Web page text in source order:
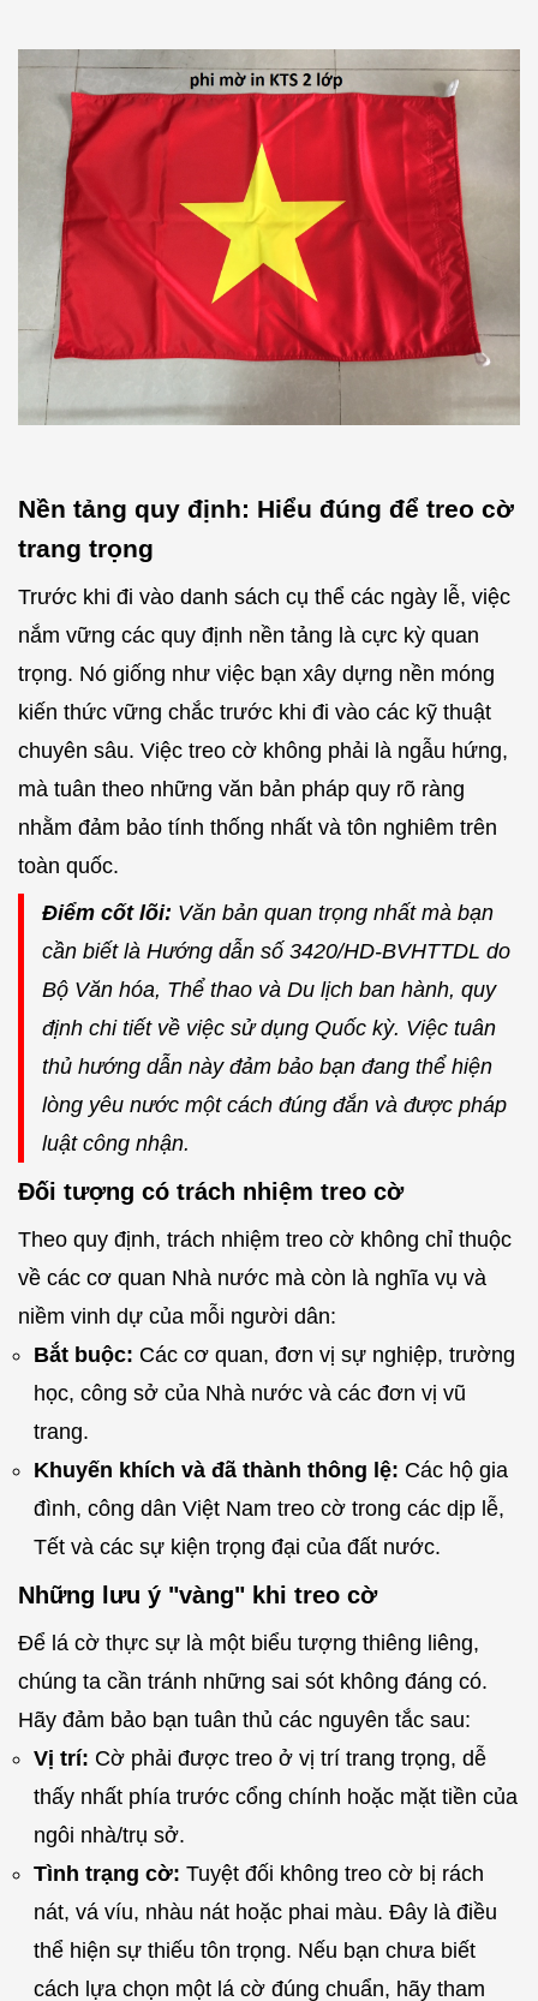
Nền tảng quy định: Hiểu đúng để treo cờ
trang trọng
Trước khi đi vào danh sách cụ thể các ngày lễ, việc
nắm vững các quy định nền tảng là cực kỳ quan
trọng. Nó giống như việc bạn xây dựng nền móng
kiến thức vững chắc trước khi đi vào các kỹ thuật
chuyên sâu. Việc treo cờ không phải là ngẫu hứng,
mà tuân theo những văn bản pháp quy rõ ràng
nhằm đảm bảo tính thống nhất và tôn nghiêm trên
toàn quốc.
Điểm cốt lõi: Văn bản quan trọng nhất mà bạn
cần biết là Hướng dẫn số 3420/HD-BVHTTDL do
Bộ Văn hóa, Thể thao và Du lịch ban hành, quy
định chi tiết về việc sử dụng Quốc kỳ. Việc tuân
thủ hướng dẫn này đảm bảo bạn đang thể hiện
lòng yêu nước một cách đúng đắn và được pháp
luật công nhận.
Đối tượng có trách nhiệm treo cờ
Theo quy định, trách nhiệm treo cờ không chỉ thuộc
về các cơ quan Nhà nước mà còn là nghĩa vụ và
niềm vinh dự của mỗi người dân:
Bắt buộc: Các cơ quan, đơn vị sự nghiệp, trường
học, công sở của Nhà nước và các đơn vị vũ
trang.
Khuyến khích và đã thành thông lệ: Các hộ gia
đình, công dân Việt Nam treo cờ trong các dịp lễ,
Tết và các sự kiện trọng đại của đất nước.
Những lưu ý "vàng" khi treo cờ
Để lá cờ thực sự là một biểu tượng thiêng liêng,
chúng ta cần tránh những sai sót không đáng có.
Hãy đảm bảo bạn tuân thủ các nguyên tắc sau:
Vị trí: Cờ phải được treo ở vị trí trang trọng, dễ
thấy nhất phía trước cổng chính hoặc mặt tiền của
ngôi nhà/trụ sở.
Tình trạng cờ: Tuyệt đối không treo cờ bị rách
nát, vá víu, nhàu nát hoặc phai màu. Đây là điều
thể hiện sự thiếu tôn trọng. Nếu bạn chưa biết
cách lựa chọn một lá cờ đúng chuẩn, hãy tham